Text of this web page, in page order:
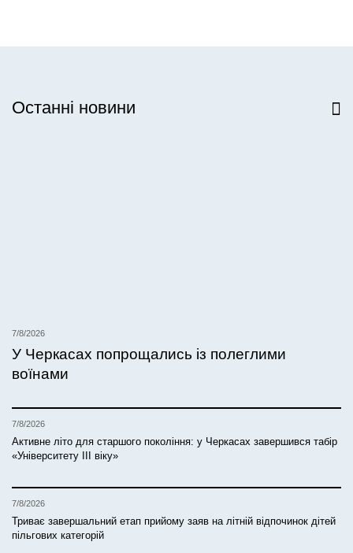
Останні новини
7/8/2026
У Черкасах попрощались із полеглими
воїнами
7/8/2026
Активне літо для старшого покоління: у Черкасах завершився табір
«Університету ІІІ віку»
7/8/2026
Триває завершальний етап прийому заяв на літній відпочинок дітей
пільгових категорій